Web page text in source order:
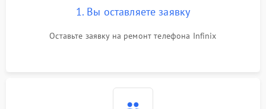
1. Вы оставляете заявку
Оставьте заявку на ремонт телефона Infinix